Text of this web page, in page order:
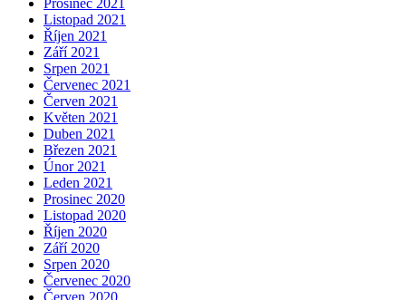
Prosinec 2021
Listopad 2021
Říjen 2021
Září 2021
Srpen 2021
Červenec 2021
Červen 2021
Květen 2021
Duben 2021
Březen 2021
Únor 2021
Leden 2021
Prosinec 2020
Listopad 2020
Říjen 2020
Září 2020
Srpen 2020
Červenec 2020